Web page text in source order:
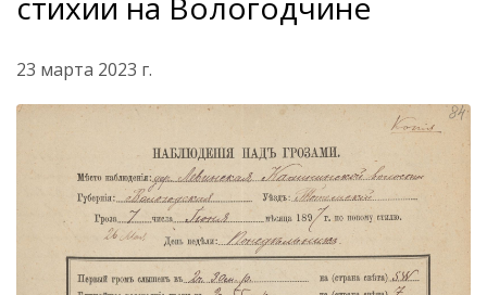
23 марта 2023 г.